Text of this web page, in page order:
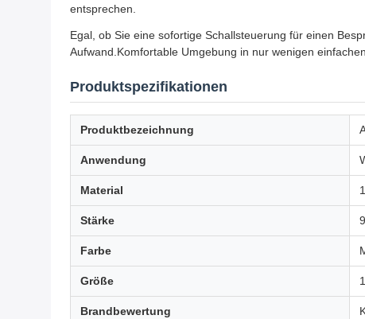
entsprechen.
Egal, ob Sie eine sofortige Schallsteuerung für einen
Aufwand.Komfortable Umgebung in nur wenigen
Produktspezifikationen
Produktbezeichnung
Anwendung
Material
Stärke
Farbe
Größe
Brandbewertung